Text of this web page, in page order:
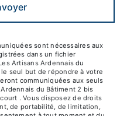
sont nécessaires aux
dans un fichier
Artisans Ardennais du
seul but de répondre à votre
communiquées aux seuls
du Bâtiment 2 bis
. Vous disposez de droits
de portabilité, de limitation,